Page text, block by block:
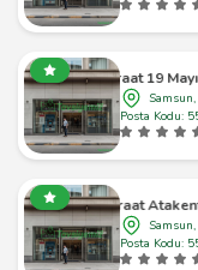
Ziraat 19 Mayıs
Posta Kodu:
Ziraat Atakent
Posta Kodu: